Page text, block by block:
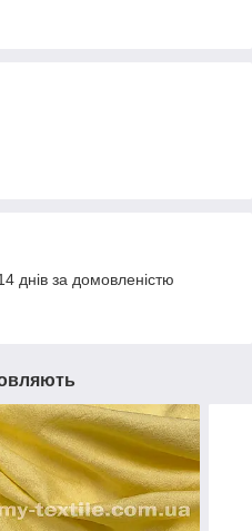
днів за домовленістю